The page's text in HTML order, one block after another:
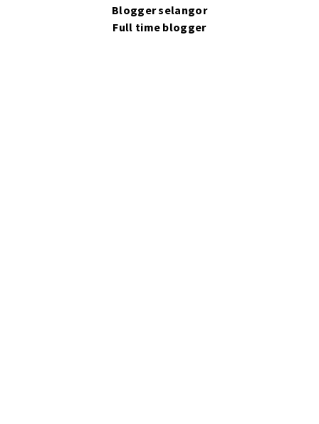
Blogger selangor
Full time blogger